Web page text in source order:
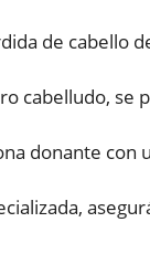
de cabello
cabelludo, se
donante con